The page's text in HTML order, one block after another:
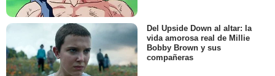
Del Upside Down al altar: la
vida amorosa real de Millie
Bobby Brown y sus
compañeras